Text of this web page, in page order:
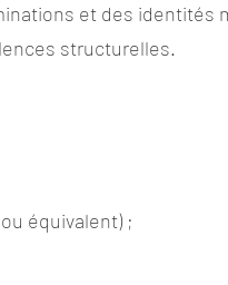
et des identités
structurelles.
équivalent) ;